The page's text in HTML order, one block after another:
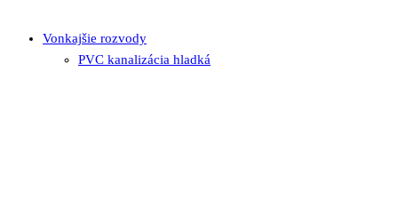
Vonkajšie rozvody
PVC kanalizácia hladká